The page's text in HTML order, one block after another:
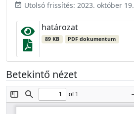
event_available Utolsó frissítés: 2023. október 19.
határozat
89 KB PDF dokumentum
Betekintő nézet